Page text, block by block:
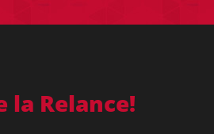
la Relance!